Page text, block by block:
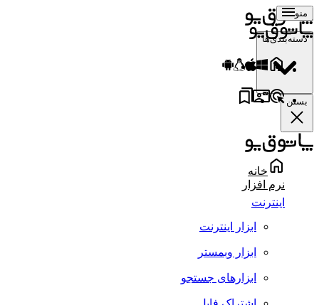
منو
دسته‌بندی‌ها
بستن
خانه
نرم افزار
اینترنت
ابزار اینترنت
ابزار وبمستر
ابزارهای جستجو